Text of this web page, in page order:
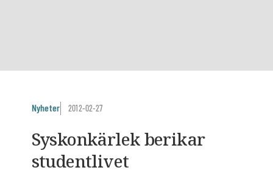
Nyheter 2012-02-27
Syskonkärlek berikar
studentlivet